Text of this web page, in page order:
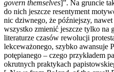
govern themselves]”. Na gruncie
do nich jeszcze resentyment
nic dziwnego, że późniejszy,
wszystko zmienić jeszcze tylko na
literaturze czasów rewolucji
lekceważonego, szybko awansuje
potępianego – czego przykładem
okrutnych praktykach